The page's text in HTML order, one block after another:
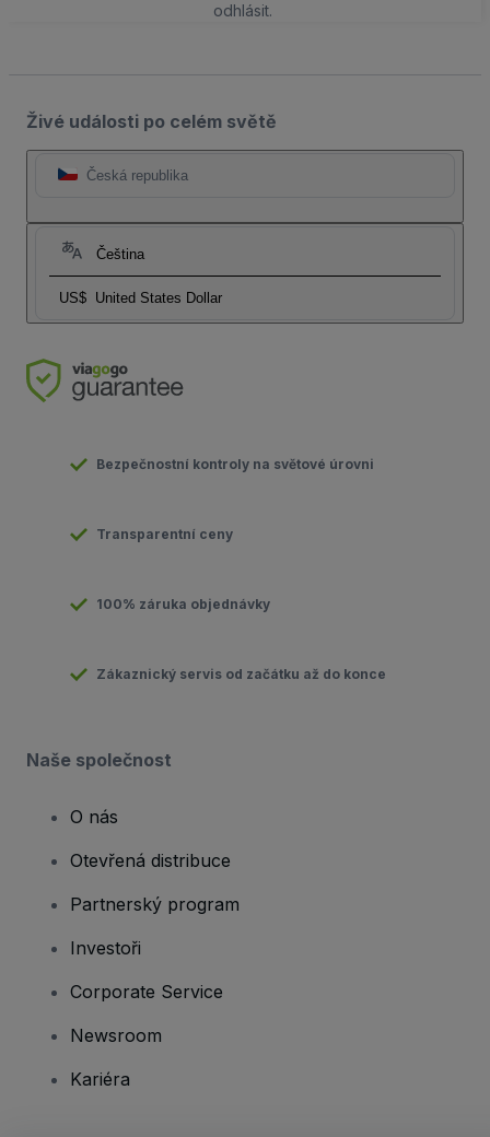
odhlásit.
Živé události po celém světě
Česká republika
Čeština
US$ United States Dollar
Bezpečnostní kontroly na světové úrovni
Transparentní ceny
100% záruka objednávky
Zákaznický servis od začátku až do konce
Naše společnost
O nás
Otevřená distribuce
Partnerský program
Investoři
Corporate Service
Newsroom
Kariéra